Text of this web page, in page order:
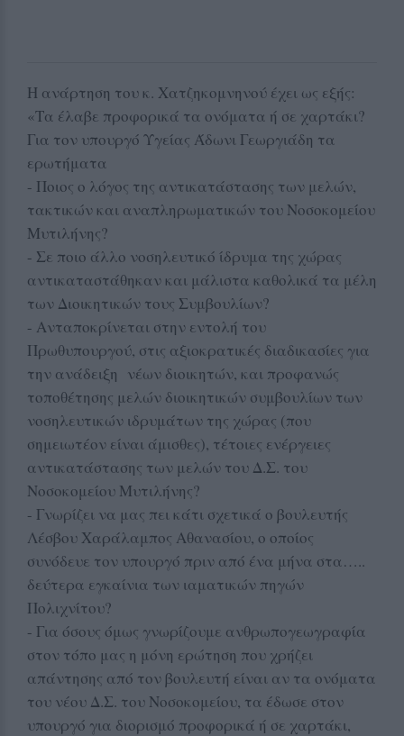
Η ανάρτηση του κ. Χατζηκομνηνού έχει ως εξής:
«Τα έλαβε προφορικά τα ονόματα ή σε χαρτάκι?
Για τον υπουργό Υγείας Άδωνι Γεωργιάδη τα
ερωτήματα
- Ποιος ο λόγος της αντικατάστασης των μελών,
τακτικών και αναπληρωματικών του Νοσοκομείου
Μυτιλήνης?
- Σε ποιο άλλο νοσηλευτικό ίδρυμα της χώρας
αντικαταστάθηκαν και μάλιστα καθολικά τα μέλη
των Διοικητικών τους Συμβουλίων?
- Ανταποκρίνεται στην εντολή του
Πρωθυπουργού, στις αξιοκρατικές διαδικασίες για
την ανάδειξη νέων διοικητών, και προφανώς
τοποθέτησης μελών διοικητικών συμβουλίων των
νοσηλευτικών ιδρυμάτων της χώρας (που
σημειωτέον είναι άμισθες), τέτοιες ενέργειες
αντικατάστασης των μελών του Δ.Σ. του
Νοσοκομείου Μυτιλήνης?
- Γνωρίζει να μας πει κάτι σχετικά ο βουλευτής
Λέσβου Χαράλαμπος Αθανασίου, ο οποίος
συνόδευε τον υπουργό πριν από ένα μήνα στα…..
δεύτερα εγκαίνια των ιαματικών πηγών
Πολιχνίτου?
- Για όσους όμως γνωρίζουμε ανθρωπογεωγραφία
στον τόπο μας η μόνη ερώτηση που χρήζει
απάντησης από τον βουλευτή είναι αν τα ονόματα
του νέου Δ.Σ. του Νοσοκομείου, τα έδωσε στον
υπουργό για διορισμό προφορικά ή σε χαρτάκι,